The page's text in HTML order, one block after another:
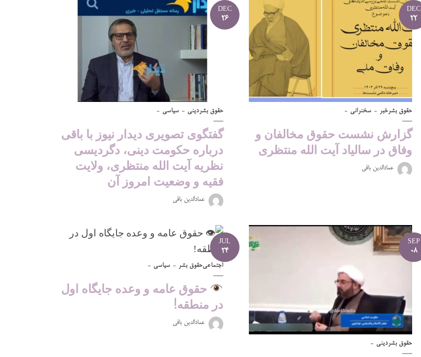
DEC
22
حقوق بشرخبر سخنرانی
گزارش نشست حقوق مخالفان و
وفاق در سالیاد آیت الله منتظری
عمادالدین باقی
DEC
26
حقوق بشردینی سیاسی
گفتگوی تصویری دیدار نیوز با باقی
درباره حکومت دینی، دگردیسی
نظریه آیت الله منتظری، ولایت
فقیه و وضعیت امروز آن
عمادالدین باقی
SEP
08
حقوق بشردینی
JUL
24
اجتماعیحقوق بشر سیاسی
حقوق عامه و وعده جایگاه اول
در منطقه!
عمادالدین باقی